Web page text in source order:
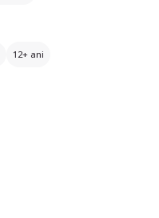
12+ ani